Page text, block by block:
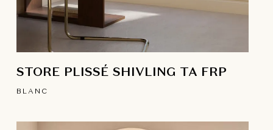
STORE PLISSÉ SHIVLING TA FRP
BLANC